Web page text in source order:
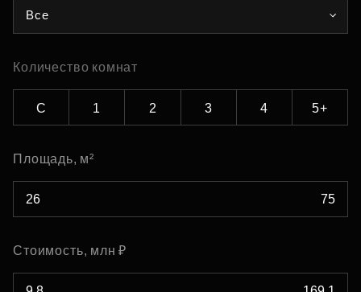
Все
Количество комнат
С 1 2 3 4 5+
Площадь, м²
Стоимость, млн ₽